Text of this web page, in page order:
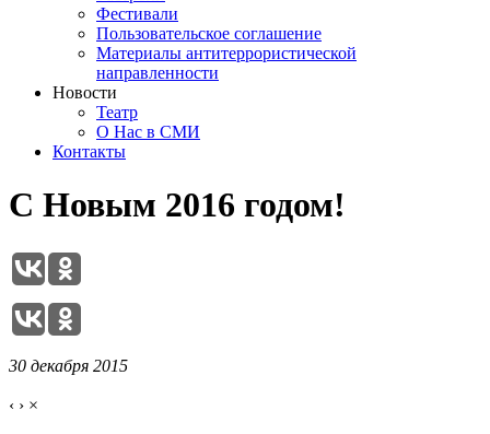
Фестивали
Пользовательское соглашение
Материалы антитеррористической
направленности
Новости
Театр
О Нас в СМИ
Контакты
С Новым 2016 годом!
30 декабря 2015
‹ › ×